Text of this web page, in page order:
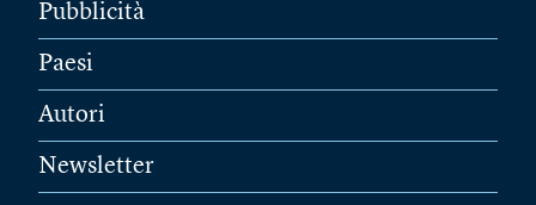
Pubblicità
Paesi
Autori
Newsletter